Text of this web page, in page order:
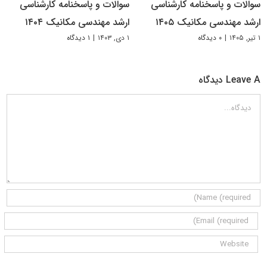
سوالات و پاسخنامه کارشناسی
ارشد مهندسی مکانیک ۱۴۰۵
۱ تیر, ۱۴۰۵ | ۰ دیدگاه
سوالات و پاسخنامه کارشناسی
ارشد مهندسی مکانیک ۱۴۰۴
۱ دی, ۱۴۰۳ | ۱ دیدگاه
Leave A دیدگاه
دیدگاه